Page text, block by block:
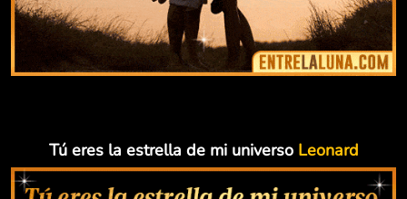
Tú eres la estrella de mi universo Leonard